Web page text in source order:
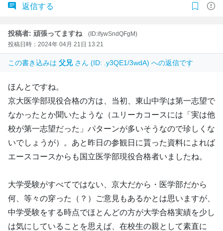
返信する
投稿者: 頑張ってますね
(ID:ifywSndQFgM)
投稿日時：2024年 04月 21日 13:21
この書き込みは 父兄 さん (ID: .y3QE1/3wdA) への返信です
ほんとですね。
京大医学部現役合格の方は、当初、東山中学は第一志望で
なかったとか聞いたような（ユリーカコースには「実は他
校が第一志望だった」パターンが多いそうなので珍しくな
いでしょうが）。あと昨日の参観日に貰った資料によれば
エースコースからも国立医学部現役合格者いましたね。
大学受験がすべてではない、京大だから・医学部だから
何、等々の穿った（？）ご意見もあるかとは思いますが、
中学受験をする時点でほとんどの方が大学合格実績を少し
は気にしていることを思えば、在校生の親として素直に